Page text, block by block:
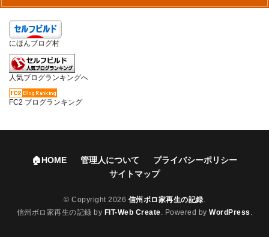
にほんブログ村
人気ブログランキングへ
FC2 ブログランキング
🏠HOME 管理人について
プライバシーポリシー
サイトマップ
© Copyright 2026 信州ボロ家再生の記録
信州ボロ家再生の記録 by FIT-Web Create . Powered byWordPress